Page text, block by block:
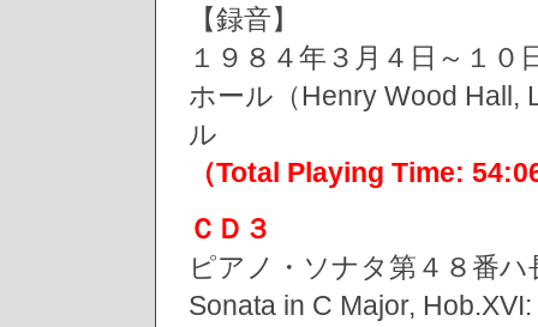
【録音】
１９８４年３月４日～１
ホール（Henry Wood
ル
（Total Playing Time:
ＣＤ３
ピアノ・ソナタ第４８番
Sonata in C Major,